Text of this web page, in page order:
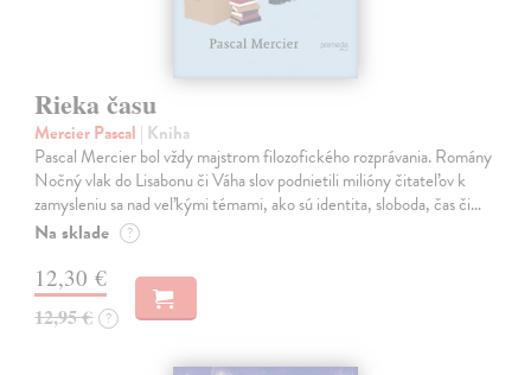
Rieka času
Mercier Pascal | Kniha
Pascal Mercier bol vždy majstrom filozofického rozprávania. Romány
Nočný vlak do Lisabonu či Váha slov podnietili milióny čitateľov k
zamysleniu sa nad veľkými témami, ako sú identita, sloboda, čas či…
Na sklade ?
12,30 €
12,95 € ?